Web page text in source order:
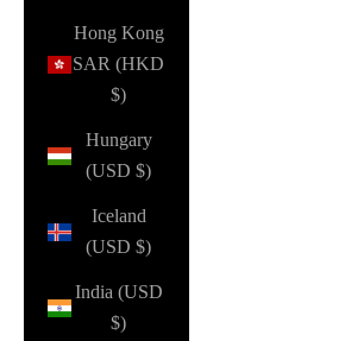
Hong Kong
SAR (HKD
$)
Hungary
(USD $)
Iceland
(USD $)
India (USD
$)